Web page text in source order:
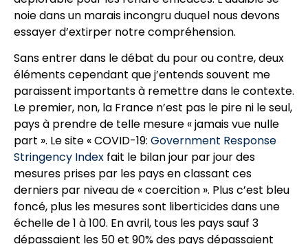
noie dans un marais incongru duquel nous devons
essayer d’extirper notre compréhension.
Sans entrer dans le débat du pour ou contre, deux
éléments cependant que j’entends souvent me
paraissent importants à remettre dans le contexte.
Le premier, non, la France n’est pas le pire ni le seul,
pays à prendre de telle mesure « jamais vue nulle
part ». Le site « COVID-19: Government Response
Stringency Index fait le bilan jour par jour des
mesures prises par les pays en classant ces
derniers par niveau de « coercition ». Plus c’est bleu
foncé, plus les mesures sont liberticides dans une
échelle de 1 à 100. En avril, tous les pays sauf 3
dépassaient les 50 et 90% des pays dépassaient